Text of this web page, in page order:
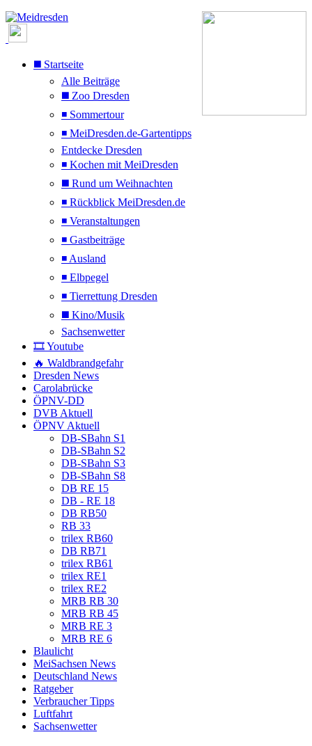
◼️ Startseite
Alle Beiträge
◼️ Zoo Dresden
◾ Sommertour
◾ MeiDresden.de-Gartentipps
Entdecke Dresden
◾ Kochen mit MeiDresden
◼️ Rund um Weihnachten
◾ Rückblick MeiDresden.de
◾ Veranstaltungen
◾ Gastbeiträge
◾ Ausland
◾ Elbpegel
◾ Tierrettung Dresden
◼️ Kino/Musik
Sachsenwetter
🎞️ Youtube
🔥 Waldbrandgefahr
Dresden News
Carolabrücke
ÖPNV-DD
DVB Aktuell
ÖPNV Aktuell
DB-SBahn S1
DB-SBahn S2
DB-SBahn S3
DB-SBahn S8
DB RE 15
DB - RE 18
DB RB50
RB 33
trilex RB60
DB RB71
trilex RB61
trilex RE1
trilex RE2
MRB RB 30
MRB RB 45
MRB RE 3
MRB RE 6
Blaulicht
MeiSachsen News
Deutschland News
Ratgeber
Verbraucher Tipps
Luftfahrt
Sachsenwetter